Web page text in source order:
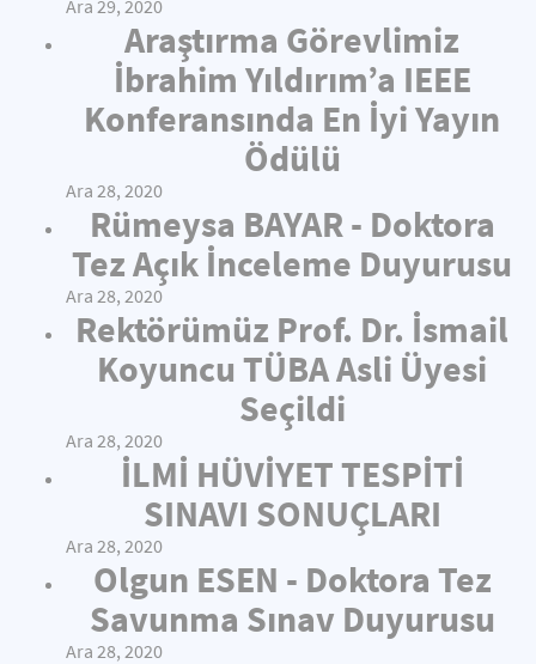
Ara 29, 2020
Araştırma Görevlimiz
İbrahim Yıldırım’a IEEE
Konferansında En İyi Yayın
Ödülü
Ara 28, 2020
Rümeysa BAYAR - Doktora
Tez Açık İnceleme Duyurusu
Ara 28, 2020
Rektörümüz Prof. Dr. İsmail
Koyuncu TÜBA Asli Üyesi
Seçildi
Ara 28, 2020
İLMİ HÜVİYET TESPİTİ
SINAVI SONUÇLARI
Ara 28, 2020
Olgun ESEN - Doktora Tez
Savunma Sınav Duyurusu
Ara 28, 2020